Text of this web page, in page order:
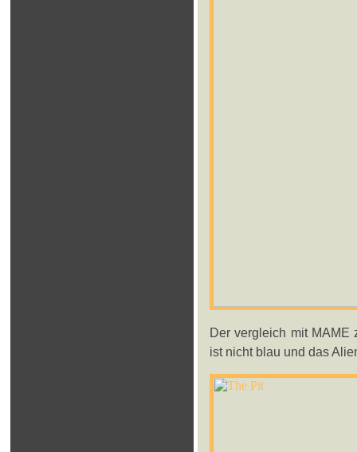
Der vergleich mit MAME
ist nicht blau und das